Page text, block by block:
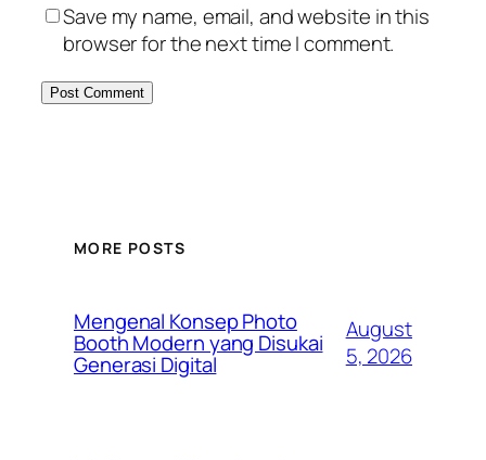
Save my name, email, and website in this
browser for the next time I comment.
MORE POSTS
Mengenal Konsep Photo
Booth Modern yang Disukai
Generasi Digital
August
5, 2026